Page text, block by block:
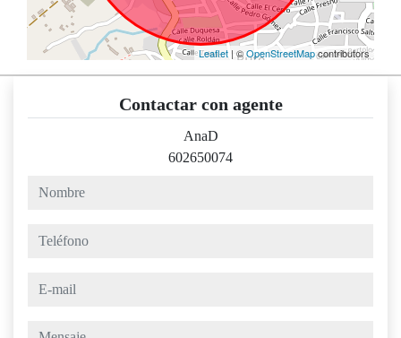
Leaflet | ©OpenStreetMapcontributors
Contactar con agente
AnaD
602650074
nombre
teléfono
e-mail
mensaje